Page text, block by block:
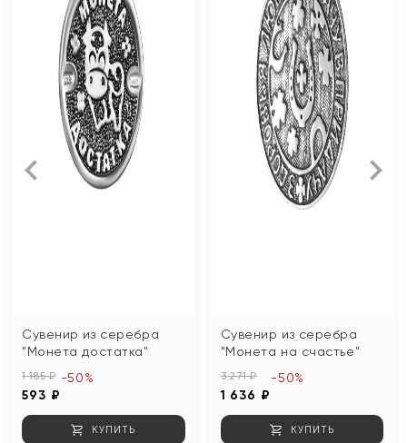
Сувенир из серебра
"Монета достатка"
1 185 ₽
593 ₽
-50%
КУПИТЬ
Сувенир из серебра
"Монета на счастье"
3 271 ₽
1 636 ₽
-50%
КУПИТЬ